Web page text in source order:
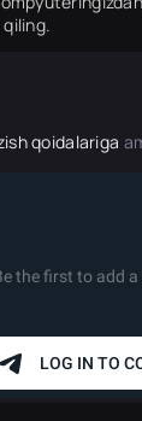
qoidalariga